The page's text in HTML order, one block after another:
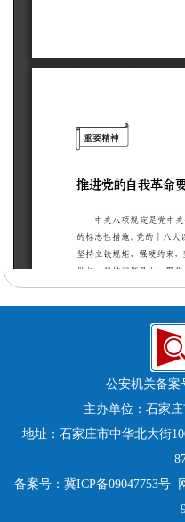
公安机关备案
主办单位：石家
地址：石家庄市中华北大街
备案号： 冀ICP备09047753号